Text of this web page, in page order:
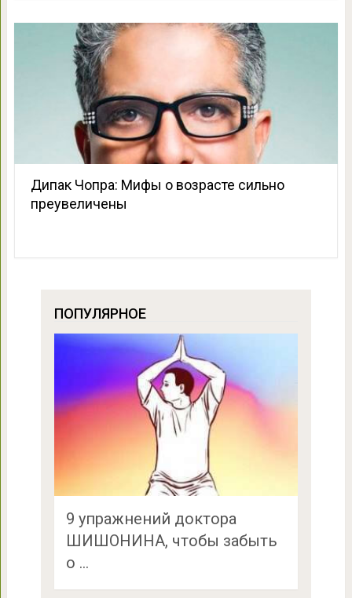
Дипак Чопра: Мифы о возрасте сильно
преувеличены
ПОПУЛЯРНОЕ
9 упражнений доктора
ШИШОНИНА, чтобы забыть
о …